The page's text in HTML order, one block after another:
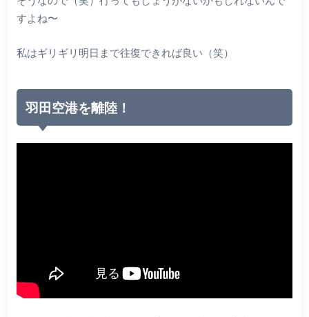
すよね〜
私はギリギリ明日まで往復できれば良い（笑）
羽田空港を離陸！